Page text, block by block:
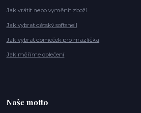
Jak vrátit nebo vyměnit zboží
Jak vybrat dětský softshell
Jak vybrat domeček pro mazlíčka
Jak měříme oblečení
Naše motto